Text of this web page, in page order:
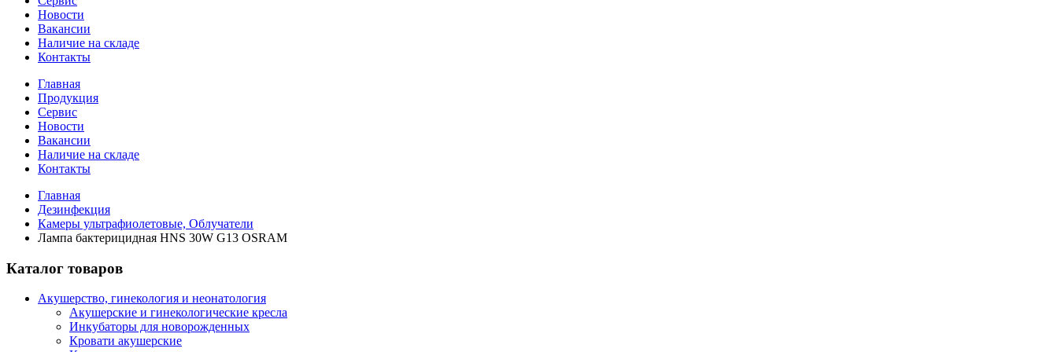
Новости
Вакансии
Наличие на складе
Контакты
Главная
Продукция
Сервис
Новости
Вакансии
Наличие на складе
Контакты
Главная
Дезинфекция
Камеры ультрафиолетовые, Облучатели
Лампа бактерицидная HNS 30W G13 OSRAM
Каталог товаров
Акушерство, гинекология и неонатология
Акушерские и гинекологические креслa
Инкубаторы для новорожденных
Кровати акушерские